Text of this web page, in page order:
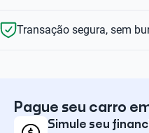
Transação segura, sem
Pague seu carro
Simule seu